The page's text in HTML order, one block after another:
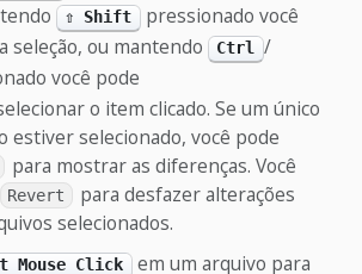
⇧ Shift
pressionado você
seleção, ou mantendo
Ctrl /
você pode
o item clicado. Se um único
estiver selecionado, você pode
para mostrar as diferenças. Você
Revert
para desfazer alterações
selecionados.
Mouse Click em um arquivo para